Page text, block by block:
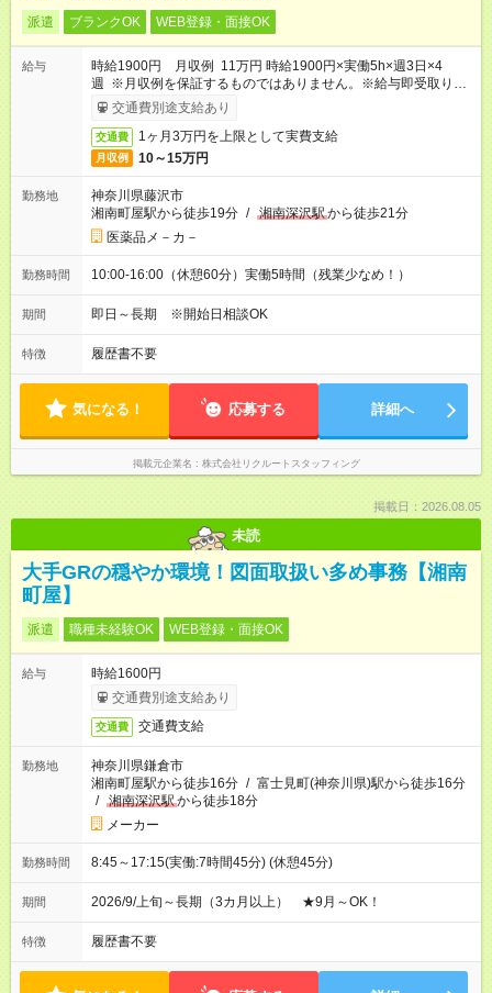
派遣 ブランクOK WEB登録・面接OK
給与
時給1900円 月収例 11万円 時給1900円×実働5h×週3日×4
週 ※月収例を保証するものではありません。※給与即受取りサ
ービス利用可（利用条件有）
交通費別途支給あり
交通費 1ヶ月3万円を上限として実費支給
月収例 10～15万円
勤務地
神奈川県藤沢市
湘南町屋駅から徒歩19分 / 湘南深沢駅から徒歩21分
医薬品メ－カ－
勤務時間 10:00-16:00（休憩60分）実働5時間（残業少なめ！）
期間 即日～長期 ※開始日相談OK
特徴 履歴書不要
気になる！ 応募する 詳細へ
掲載元企業名 株式会社リクルートスタッフィング
掲載日：2026.08.05
未読
大手GRの穏やか環境！図面取扱い多め事務【湘南
町屋】
派遣 職種未経験OK WEB登録・面接OK
給与
時給1600円
交通費別途支給あり
交通費 交通費支給
勤務地
神奈川県鎌倉市
湘南町屋駅から徒歩16分 / 富士見町(神奈川県)駅から徒歩16分
/ 湘南深沢駅から徒歩18分
メーカー
勤務時間 8:45～17:15(実働:7時間45分) (休憩45分)
期間 2026/9/上旬～長期（3カ月以上） ★9月～OK！
特徴 履歴書不要